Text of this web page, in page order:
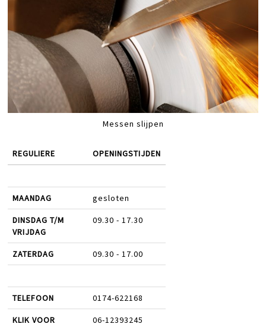
Messen slijpen
REGULIERE OPENINGSTIJDEN
MAANDAG gesloten
DINSDAG T/M
VRIJDAG
09.30 - 17.30
ZATERDAG 09.30 - 17.00
TELEFOON 0174-622168
KLIK VOOR
06-12393245